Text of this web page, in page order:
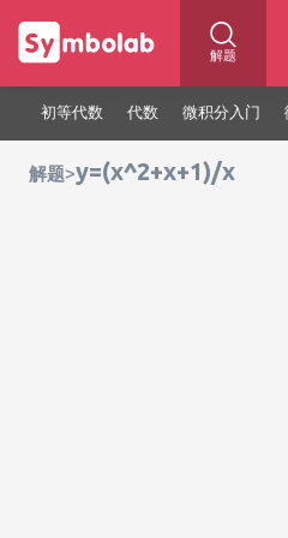
解题
初等代数 代数 微积分入门
解题>y=(x^2+x+1)/x